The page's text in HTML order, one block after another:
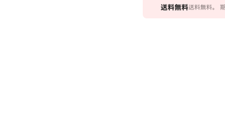
送料無料送料無料。